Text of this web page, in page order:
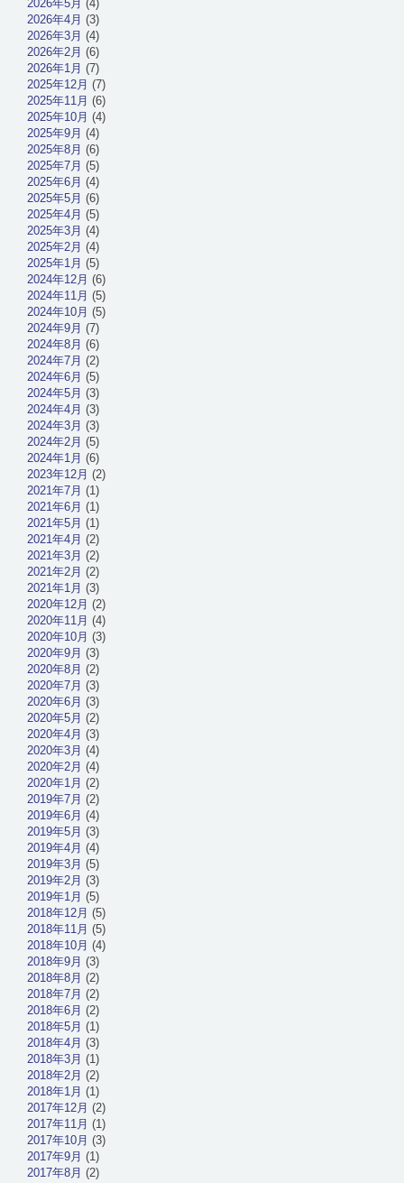
2026年5月 (4)
2026年4月 (3)
2026年3月 (4)
2026年2月 (6)
2026年1月 (7)
2025年12月 (7)
2025年11月 (6)
2025年10月 (4)
2025年9月 (4)
2025年8月 (6)
2025年7月 (5)
2025年6月 (4)
2025年5月 (6)
2025年4月 (5)
2025年3月 (4)
2025年2月 (4)
2025年1月 (5)
2024年12月 (6)
2024年11月 (5)
2024年10月 (5)
2024年9月 (7)
2024年8月 (6)
2024年7月 (2)
2024年6月 (5)
2024年5月 (3)
2024年4月 (3)
2024年3月 (3)
2024年2月 (5)
2024年1月 (6)
2023年12月 (2)
2021年7月 (1)
2021年6月 (1)
2021年5月 (1)
2021年4月 (2)
2021年3月 (2)
2021年2月 (2)
2021年1月 (3)
2020年12月 (2)
2020年11月 (4)
2020年10月 (3)
2020年9月 (3)
2020年8月 (2)
2020年7月 (3)
2020年6月 (3)
2020年5月 (2)
2020年4月 (3)
2020年3月 (4)
2020年2月 (4)
2020年1月 (2)
2019年7月 (2)
2019年6月 (4)
2019年5月 (3)
2019年4月 (4)
2019年3月 (5)
2019年2月 (3)
2019年1月 (5)
2018年12月 (5)
2018年11月 (5)
2018年10月 (4)
2018年9月 (3)
2018年8月 (2)
2018年7月 (2)
2018年6月 (2)
2018年5月 (1)
2018年4月 (3)
2018年3月 (1)
2018年2月 (2)
2018年1月 (1)
2017年12月 (2)
2017年11月 (1)
2017年10月 (3)
2017年9月 (1)
2017年8月 (2)